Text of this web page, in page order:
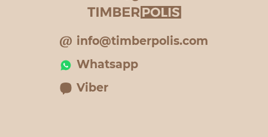
info@timberpolis.com
Whatsapp
Viber